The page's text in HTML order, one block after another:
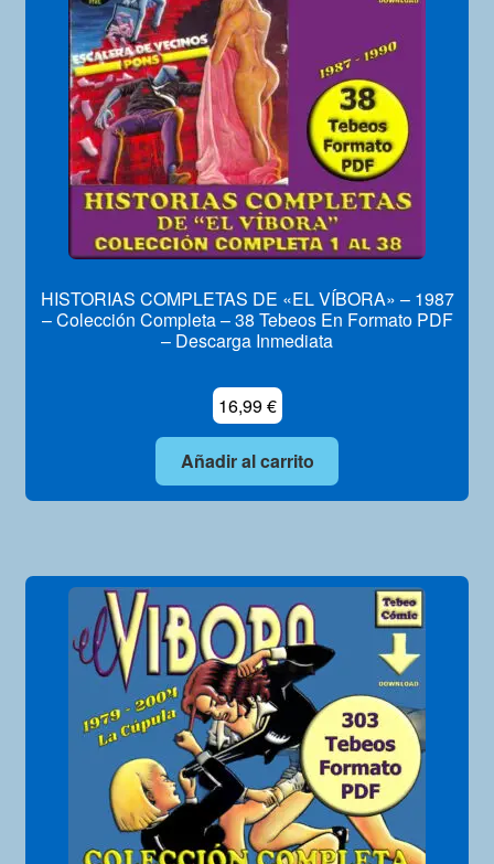
Mi Cuenta
HISTORIAS COMPLETAS DE «EL VÍBORA» – 1987
– Colección Completa – 38 Tebeos En Formato PDF
– Descarga Inmediata
16,99€
Añadir al carrito